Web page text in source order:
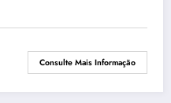
Consulte Mais Informação